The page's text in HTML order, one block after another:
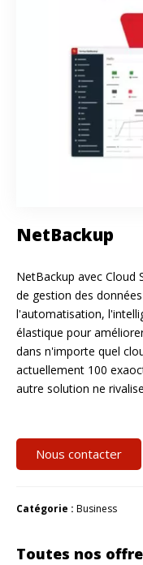
NetBackup
NetBackup avec Cloud
de gestion des
l'automatisation,
élastique pour
dans n'importe quel
actuellement 100
autre solution ne
Nous contacter
Catégorie : Business
Toutes nos